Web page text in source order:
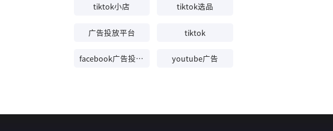
tiktok小店 tiktok选品
广告投放平台 tiktok
facebook广告投放平台 youtube广告